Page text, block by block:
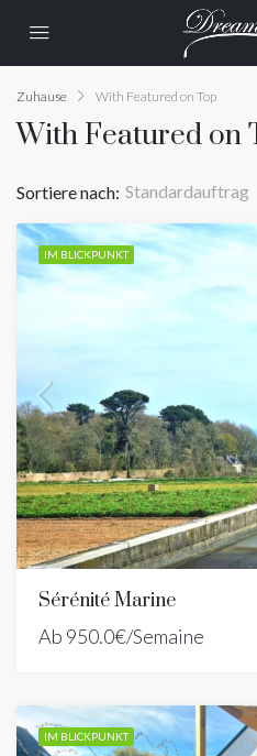
Zuhause With Featured on Top
With Featured on
Sortiere nach: Standardauftrag
IM BLICKPUNKT
Sérénité Marine
Ab 950.0€/Semaine
IM BLICKPUNKT